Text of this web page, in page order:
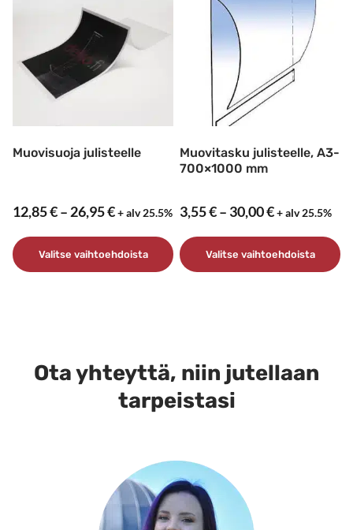
muunnelma.
valinnat
tuotteen
Muovisuoja julisteelle
12,85€– 26,95€Hintaluokka:
–
26,95 €
+ alv 25.5%
Valitse vaihtoehdoista
muunnelma.
Muovitasku julisteelle, A3-
700×1000 mm
3,55€– 30,00€
–
30,00 €
+ alv 25.5%
Valitse vaihtoehdoista
muunnelma.
tehdä
sivulla.
Ota yhteyttä, niin jutellaan
tarpeistasi